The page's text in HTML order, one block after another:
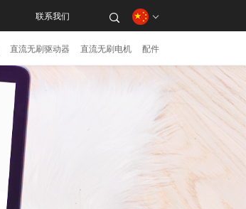
联系我们
直流无刷驱动器 直流无刷电机 配件